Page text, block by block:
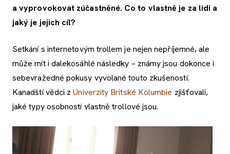
a vyprovokovat zúčastněné. Co to vlastně je za lidi a
jaký je jejich cíl?
Setkání s internetovým trollem je nejen nepříjemné, ale
může mít i dalekosáhlé následky – známy jsou dokonce i
sebevražedné pokusy vyvolané touto zkušeností.
Kanadští vědci zUniverzity Britské Kolumbie zjišťovali,
jaké typy osobností vlastně trollové jsou.